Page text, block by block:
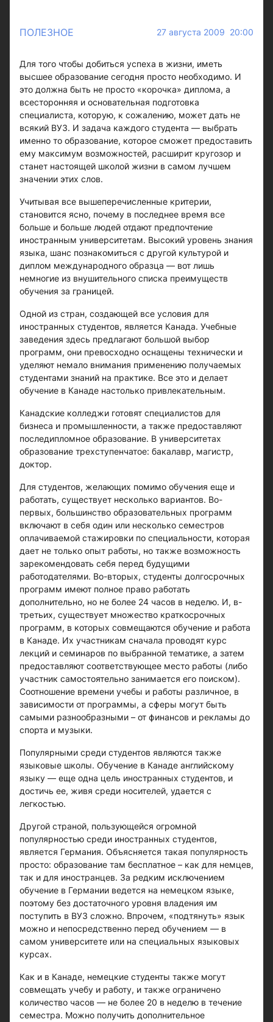
ПОЛЕЗНОЕ 27 августа 2009 20:00
Для того чтобы добиться успеха в жизни, иметь
высшее образование сегодня просто необходимо. И
это должна быть не просто «корочка» диплома, а
всесторонняя и основательная подготовка
специалиста, которую, к сожалению, может дать не
всякий ВУЗ. И задача каждого студента — выбрать
именно то образование, которое сможет предоставить
ему максимум возможностей, расширит кругозор и
станет настоящей школой жизни в самом лучшем
значении этих слов.
Учитывая все вышеперечисленные критерии,
становится ясно, почему в последнее время все
больше и больше людей отдают предпочтение
иностранным университетам. Высокий уровень знания
языка, шанс познакомиться с другой культурой и
диплом международного образца — вот лишь
немногие из внушительного списка преимуществ
обучения за границей.
Одной из стран, создающей все условия для
иностранных студентов, является Канада. Учебные
заведения здесь предлагают большой выбор
программ, они превосходно оснащены технически и
уделяют немало внимания применению получаемых
студентами знаний на практике. Все это и делает
обучение в Канаде настолько привлекательным.
Канадские колледжи готовят специалистов для
бизнеса и промышленности, а также предоставляют
последипломное образование. В университетах
образование трехступенчатое: бакалавр, магистр,
доктор.
Для студентов, желающих помимо обучения еще и
работать, существует несколько вариантов. Во-
первых, большинство образовательных программ
включают в себя один или несколько семестров
оплачиваемой стажировки по специальности, которая
дает не только опыт работы, но также возможность
зарекомендовать себя перед будущими
работодателями. Во-вторых, студенты долгосрочных
программ имеют полное право работать
дополнительно, но не более 24 часов в неделю. И, в-
третьих, существует множество краткосрочных
программ, в которых совмещаются обучение и работа
в Канаде. Их участникам сначала проводят курс
лекций и семинаров по выбранной тематике, а затем
предоставляют соответствующее место работы (либо
участник самостоятельно занимается его поиском).
Соотношение времени учебы и работы различное, в
зависимости от программы, а сферы могут быть
самыми разнообразными – от финансов и рекламы до
спорта и музыки.
Популярными среди студентов являются также
языковые школы. Обучение в Канаде английскому
языку — еще одна цель иностранных студентов, и
достичь ее, живя среди носителей, удается с
легкостью.
Другой страной, пользующейся огромной
популярностью среди иностранных студентов,
является Германия. Объясняется такая популярность
просто: образование там бесплатное – как для немцев,
так и для иностранцев. За редким исключением
обучение в Германии ведется на немецком языке,
поэтому без достаточного уровня владения им
поступить в ВУЗ сложно. Впрочем, «подтянуть» язык
можно и непосредственно перед обучением — в
самом университете или на специальных языковых
курсах.
Как и в Канаде, немецкие студенты также могут
совмещать учебу и работу, и также ограничено
количество часов — не более 20 в неделю в течение
семестра. Можно получить дополнительное